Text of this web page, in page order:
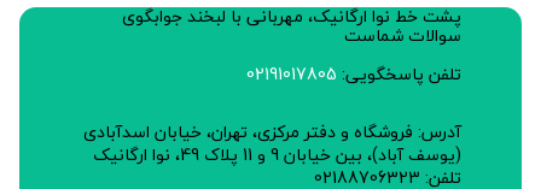
پشت خط نوا ارگانیک، مهربانی با لبخند جوابگوی
سوالات شماست
تلفن پاسخگویی: 02191017805
آدرس: فروشگاه و دفتر مرکزی، تهران، خیابان اسدآبادی
(یوسف آباد)، بین خیابان 9 و 11 پلاک 49، نوا ارگانیک
تلفن: 02188706323